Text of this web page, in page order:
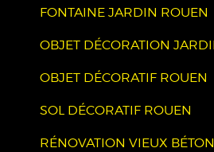
FONTAINE JARDIN ROUEN
OBJET DÉCORATION
OBJET DÉCORATIF ROUEN
SOL DÉCORATIF ROUEN
RÉNOVATION VIEUX